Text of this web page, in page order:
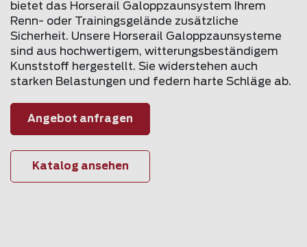
bietet das Horserail Galoppzaunsystem Ihrem
Renn- oder Trainingsgelände zusätzliche
Sicherheit. Unsere Horserail Galoppzaunsysteme
sind aus hochwertigem, witterungsbeständigem
Kunststoff hergestellt. Sie widerstehen auch
starken Belastungen und federn harte Schläge ab.
Angebot anfragen
Katalog ansehen